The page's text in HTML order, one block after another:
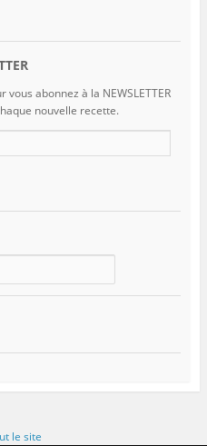
abonnez à la NEWSLETTER
nouvelle recette.
le site